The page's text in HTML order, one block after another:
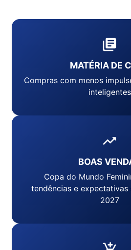
MATÉRIA DE
Compras com menos
inteligentes
BOAS
Copa do Mundo
tendências e expectativas
2027